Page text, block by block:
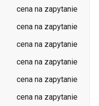
cena na zapytanie
cena na zapytanie
cena na zapytanie
cena na zapytanie
Dniepr → HumańUkraina